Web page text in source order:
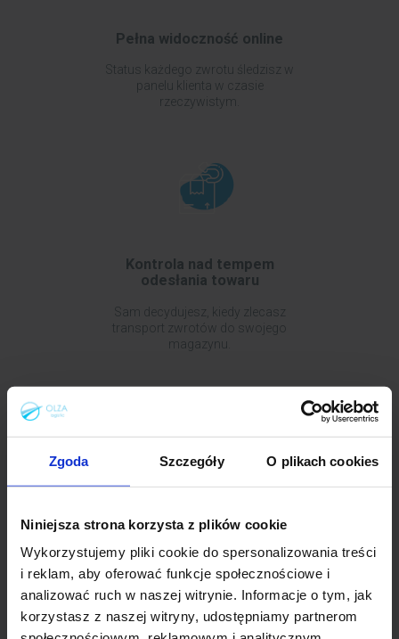
Zgoda Szczegóły O plikach cookies
Niniejsza strona korzysta z plików cookie
Wykorzystujemy pliki cookie do spersonalizowania treści
i reklam, aby oferować funkcje społecznościowe i
analizować ruch w naszej witrynie. Informacje o tym, jak
korzystasz z naszej witryny, udostępniamy partnerom
Pełna widoczność online
Status każdego zwrotu śledzisz w
panelu klienta w czasie
rzeczywistym.
Kontrola nad tempem
odesłania towaru
Sam decydujesz, kiedy zlecasz
transport zwrotów do swojego
magazynu.
zwrotów
Nie potrzebujesz osobnego
operatora. Obsługujemy cały cykl
logistyczny za Ciebie.